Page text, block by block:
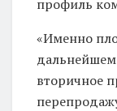
профиль
«Именно
вторичное